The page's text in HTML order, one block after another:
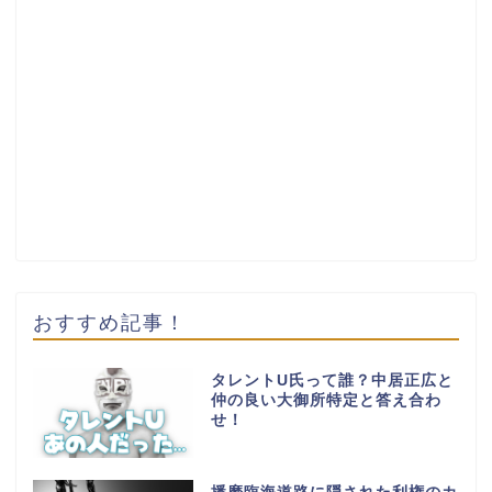
おすすめ記事！
タレントU氏って誰？中居正広と
仲の良い大御所特定と答え合わ
せ！